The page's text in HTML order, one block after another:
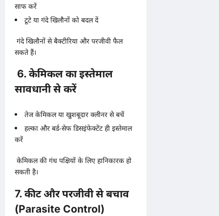
साफ करें
टूटे या गंदे खिलौनों को बदल दें
गंदे खिलौनों से बैक्टीरिया और परजीवी फैल
सकते हैं।
6. केमिकल का इस्तेमाल
सावधानी से करें
तेज केमिकल या खुशबूदार क्लीनर से बचें
हल्का और बर्ड-सेफ डिसइंफेक्टेंट ही इस्तेमाल
करें
केमिकल की गंध पक्षियों के लिए हानिकारक हो
सकती है।
7. कीट और परजीवी से बचाव
(Parasite Control)